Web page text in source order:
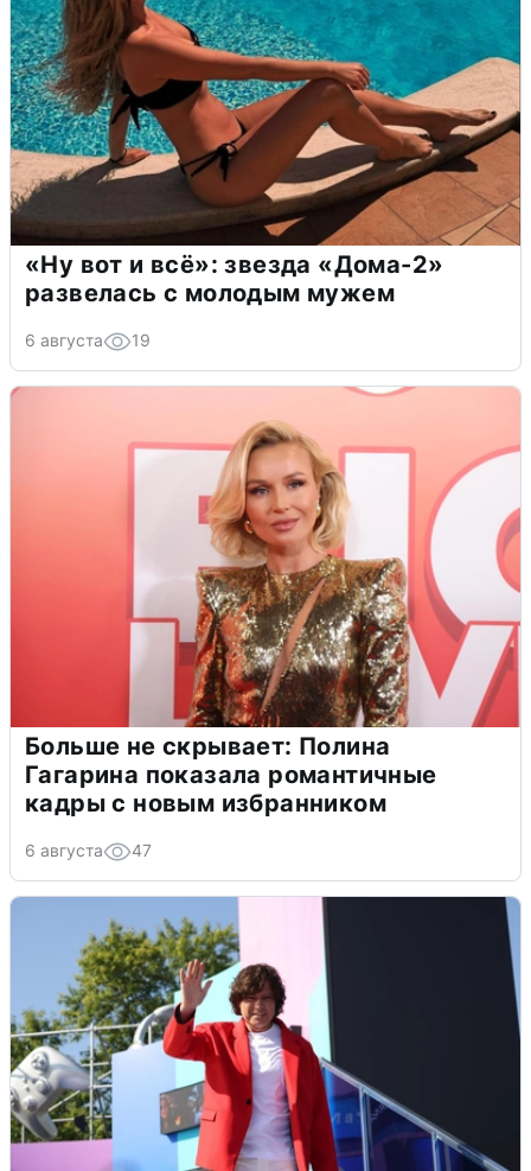
«Ну вот и всё»: звезда «Дома-2»
развелась с молодым мужем
6 августа 19
Больше не скрывает: Полина
Гагарина показала романтичные
кадры с новым избранником
6 августа 47